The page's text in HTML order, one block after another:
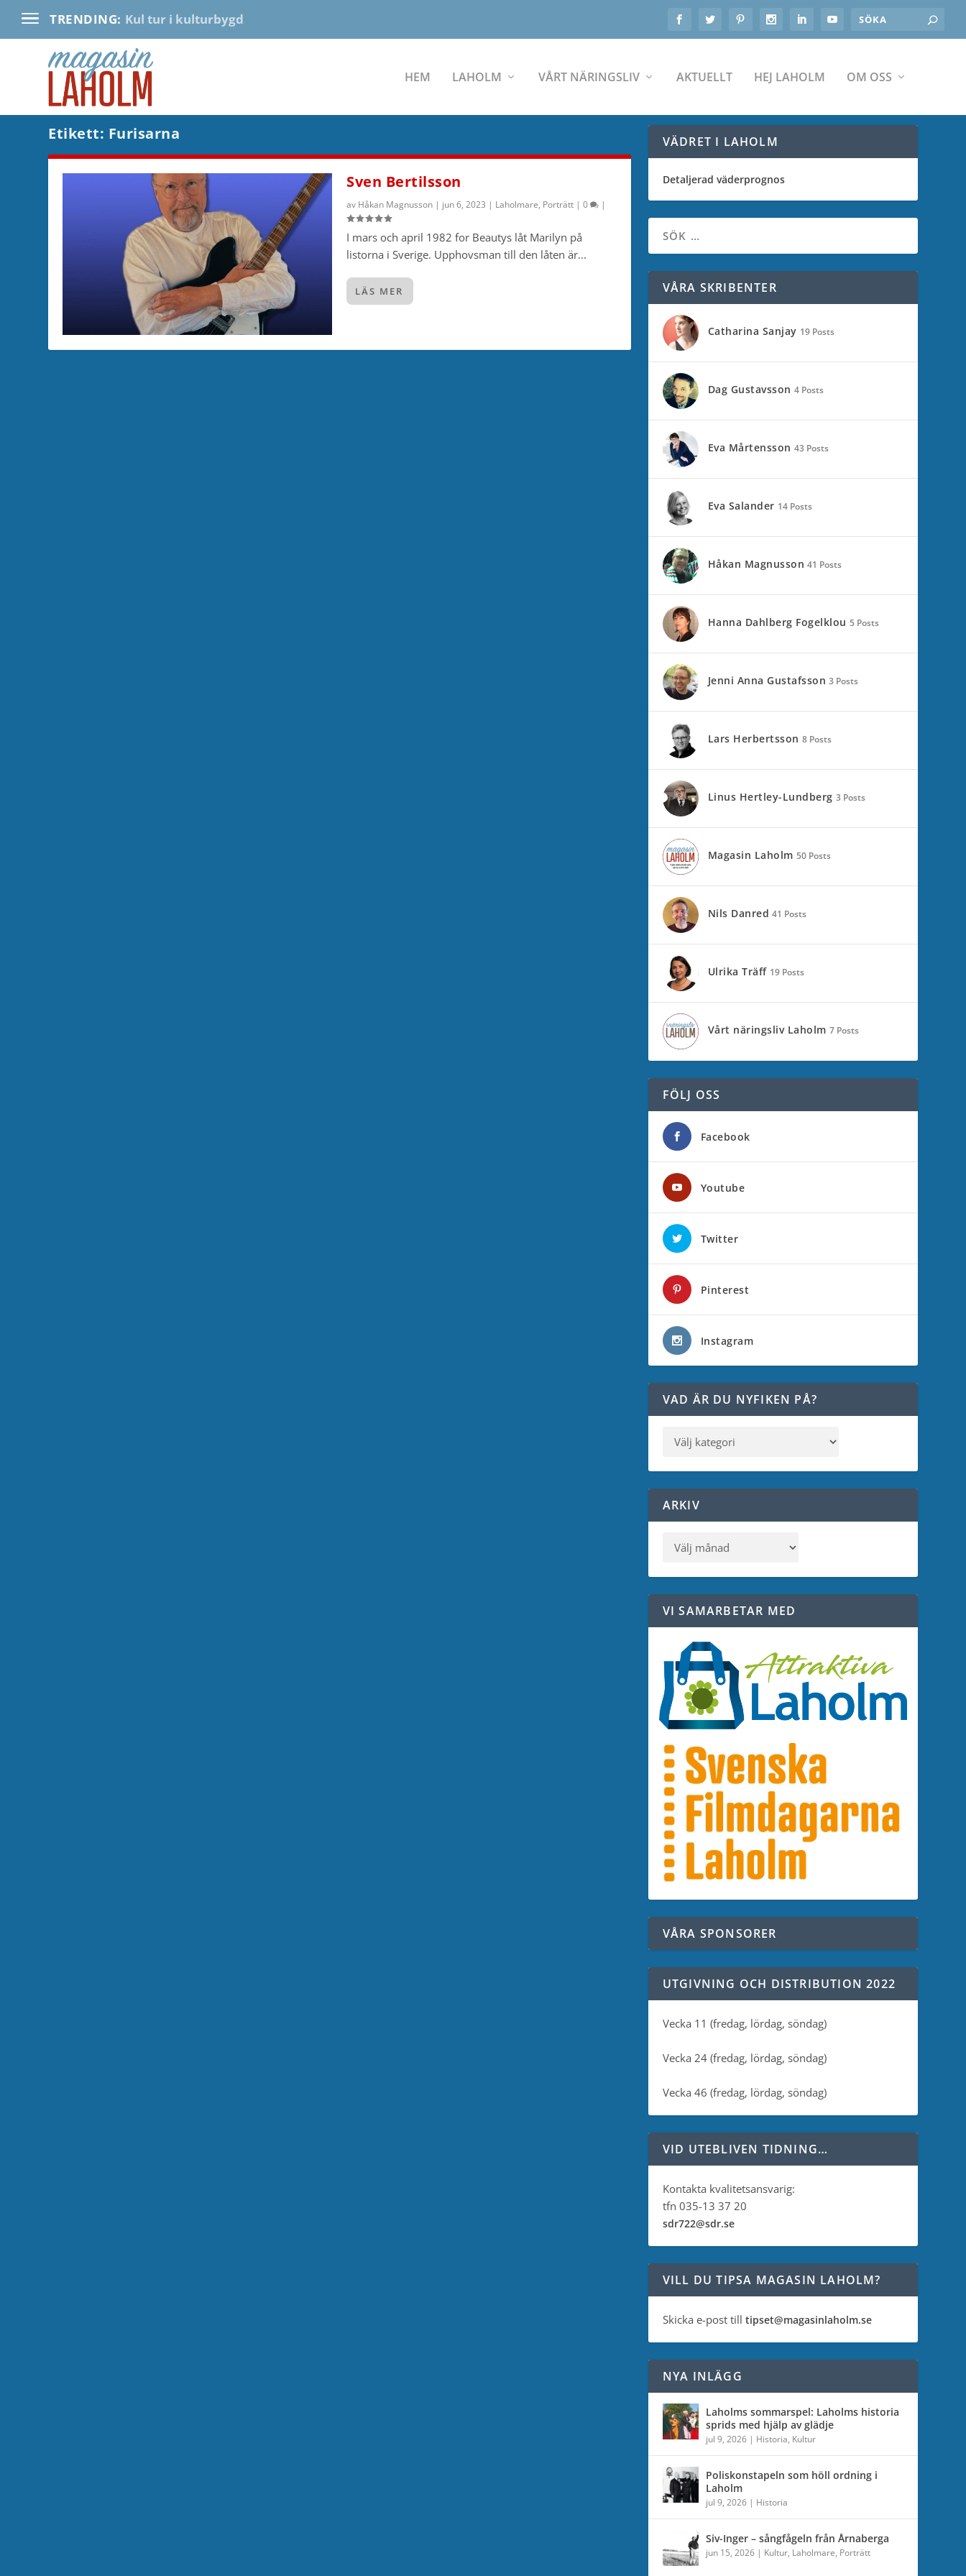
TRENDING: Kul tur i kulturbygd
HEM LAHOLM VÅRT NÄRINGSLIV AKTUELLT HEJ LAHOLM OM OSS
Etikett: Furisarna
Sven Bertilsson
av Håkan Magnusson | jun 6, 2023 | Laholmare, Porträtt |0 |
I mars och april 1982 for Beautys låt Marilyn på
listorna i Sverige. Upphovsman till den låten är...
LÄS MER
VÄDRET I LAHOLM
Detaljerad väderprognos
VÅRA SKRIBENTER
Catharina Sanjay 19 Posts
Dag Gustavsson 4 Posts
Eva Mårtensson 43 Posts
Eva Salander 14 Posts
Håkan Magnusson 41 Posts
Hanna Dahlberg Fogelklou 5 Posts
Jenni Anna Gustafsson 3 Posts
Lars Herbertsson 8 Posts
Linus Hertley-Lundberg 3 Posts
Magasin Laholm 50 Posts
Nils Danred 41 Posts
Ulrika Träff 19 Posts
Vårt näringsliv Laholm 7 Posts
FÖLJ OSS
Facebook
Youtube
Twitter
Pinterest
Instagram
VAD ÄR DU NYFIKEN PÅ?
ARKIV
VI SAMARBETAR MED
VÅRA SPONSORER
UTGIVNING OCH DISTRIBUTION 2022
Vecka 11 (fredag, lördag, söndag)
Vecka 24 (fredag, lördag, söndag)
Vecka 46 (fredag, lördag, söndag)
VID UTEBLIVEN TIDNING…
Kontakta kvalitetsansvarig:
tfn 035-13 37 20
sdr722@sdr.se
VILL DU TIPSA MAGASIN LAHOLM?
Skicka e-post till tipset@magasinlaholm.se
NYA INLÄGG
Laholms sommarspel: Laholms historia
sprids med hjälp av glädje
jul 9, 2026| Historia, Kultur
Poliskonstapeln som höll ordning i
Laholm
jul 9, 2026| Historia
Siv-Inger – sångfågeln från Årnaberga
jun 15, 2026| Kultur, Laholmare, Porträtt